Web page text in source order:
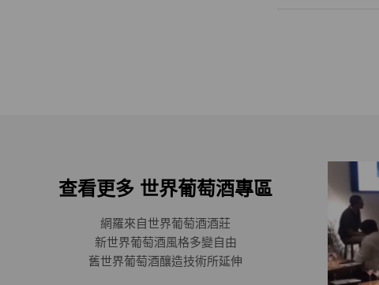
查看更多 世界葡萄酒專區
網羅來自世界葡萄酒酒莊
新世界葡萄酒風格多變自由
舊世界葡萄酒釀造技術所延伸